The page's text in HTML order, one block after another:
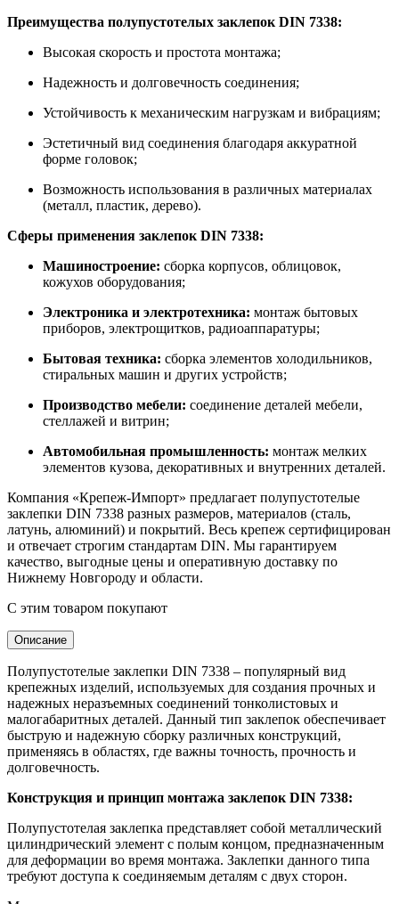
Преимущества полупустотелых заклепок DIN 7338:
Высокая скорость и простота монтажа;
Надежность и долговечность соединения;
Устойчивость к механическим нагрузкам и вибрациям;
Эстетичный вид соединения благодаря аккуратной
форме головок;
Возможность использования в различных материалах
(металл, пластик, дерево).
Сферы применения заклепок DIN 7338:
Машиностроение: сборка корпусов, облицовок,
кожухов оборудования;
Электроника и электротехника: монтаж бытовых
приборов, электрощитков, радиоаппаратуры;
Бытовая техника: сборка элементов холодильников,
стиральных машин и других устройств;
Производство мебели: соединение деталей мебели,
стеллажей и витрин;
Автомобильная промышленность: монтаж мелких
элементов кузова, декоративных и внутренних деталей.
Компания «Крепеж-Импорт» предлагает полупустотелые
заклепки DIN 7338 разных размеров, материалов (сталь,
латунь, алюминий) и покрытий. Весь крепеж сертифицирован
и отвечает строгим стандартам DIN. Мы гарантируем
качество, выгодные цены и оперативную доставку по
Нижнему Новгороду и области.
С этим товаром покупают
Описание
Полупустотелые заклепки DIN 7338 – популярный вид
крепежных изделий, используемых для создания прочных и
надежных неразъемных соединений тонколистовых и
малогабаритных деталей. Данный тип заклепок обеспечивает
быструю и надежную сборку различных конструкций,
применяясь в областях, где важны точность, прочность и
долговечность.
Конструкция и принцип монтажа заклепок DIN 7338:
Полупустотелая заклепка представляет собой металлический
цилиндрический элемент с полым концом, предназначенным
для деформации во время монтажа. Заклепки данного типа
требуют доступа к соединяемым деталям с двух сторон.